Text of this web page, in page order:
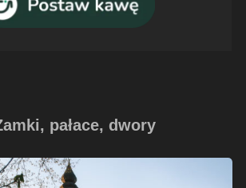
pałace, dwory